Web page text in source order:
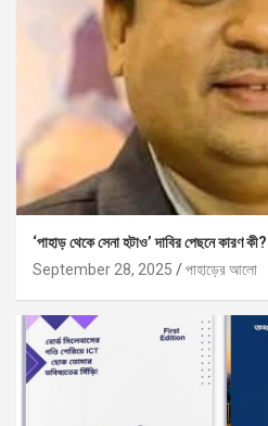
‘পাহাড় থেকে সেনা হটাও’ দাবির পেছনে কারণ কী?
September 28, 2025
পাহাড়ের আলো